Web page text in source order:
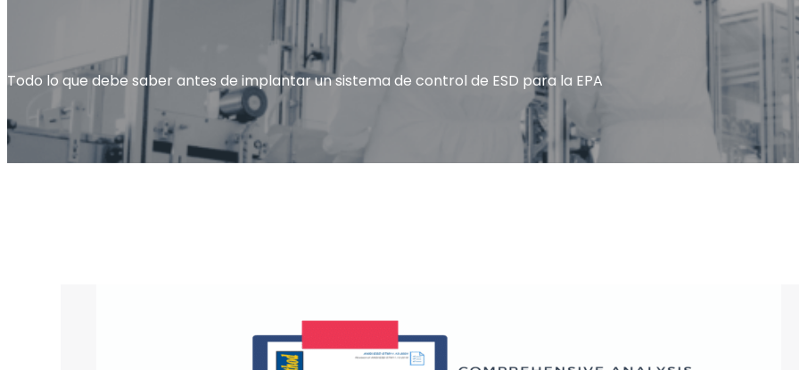
Todo lo que debe saber antes de implantar un sistema de control de ESD para la EPA